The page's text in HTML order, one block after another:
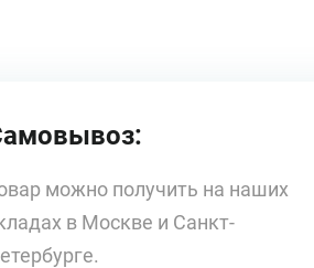
можно получить на наших
в Москве и Санкт-